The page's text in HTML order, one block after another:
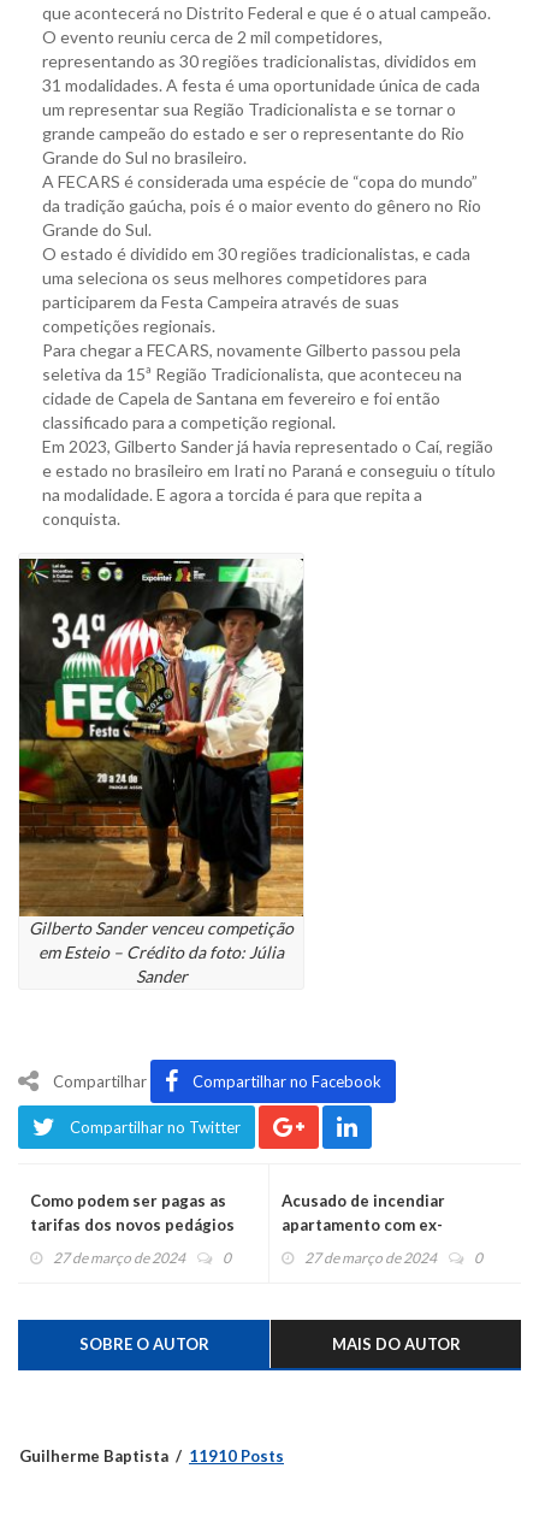
que acontecerá no Distrito Federal e que é o atual campeão.
O evento reuniu cerca de 2 mil competidores,
representando as 30 regiões tradicionalistas, divididos em
31 modalidades. A festa é uma oportunidade única de cada
um representar sua Região Tradicionalista e se tornar o
grande campeão do estado e ser o representante do Rio
Grande do Sul no brasileiro.
A FECARS é considerada uma espécie de “copa do mundo”
da tradição gaúcha, pois é o maior evento do gênero no Rio
Grande do Sul.
O estado é dividido em 30 regiões tradicionalistas, e cada
uma seleciona os seus melhores competidores para
participarem da Festa Campeira através de suas
competições regionais.
Para chegar a FECARS, novamente Gilberto passou pela
seletiva da 15ª Região Tradicionalista, que aconteceu na
cidade de Capela de Santana em fevereiro e foi então
classificado para a competição regional.
Em 2023, Gilberto Sander já havia representado o Caí, região
e estado no brasileiro em Irati no Paraná e conseguiu o título
na modalidade. E agora a torcida é para que repita a
conquista.
Gilberto Sander venceu competição
em Esteio – Crédito da foto: Júlia
Sander
Compartilhar Compartilhar no Facebook
Compartilhar no Twitter
Como podem ser pagas as
tarifas dos novos pedágios
que começam a funcionar
27 de março de 2024 0
Acusado de incendiar
apartamento com ex-
companheira e filho dentro é
27 de março de 2024 0
SOBRE O AUTOR MAIS DO AUTOR
Guilherme Baptista 11910 Posts